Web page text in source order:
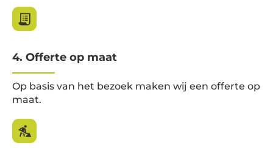
4. Offerte op maat
Op basis van het bezoek maken wij een offerte op
maat.